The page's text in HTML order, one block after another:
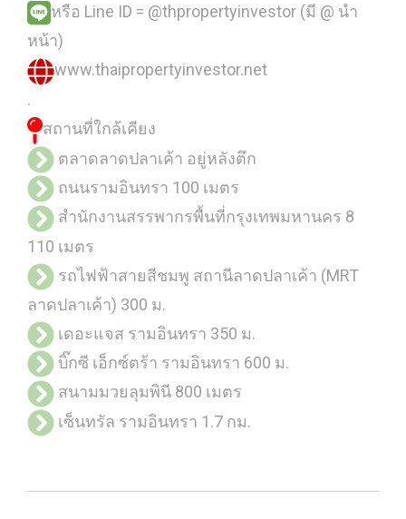
หรือ Line ID = @thpropertyinvestor (มี @ นำ
หน้า)
www.thaipropertyinvestor.net
.
สถานที่ใกล้เคียง
ตลาดลาดปลาเค้า อยู่หลังตึก
ถนนรามอินทรา 100 เมตร
สำนักงานสรรพากรพื้นที่กรุงเทพมหานคร 8
110 เมตร
รถไฟฟ้าสายสีชมพู สถานีลาดปลาเค้า (MRT
ลาดปลาเค้า) 300 ม.
เดอะแจส รามอินทรา 350 ม.
บิ๊กซี เอ็กซ์ตร้า รามอินทรา 600 ม.
สนามมวยลุมพินี 800 เมตร
เซ็นทรัล รามอินทรา 1.7 กม.